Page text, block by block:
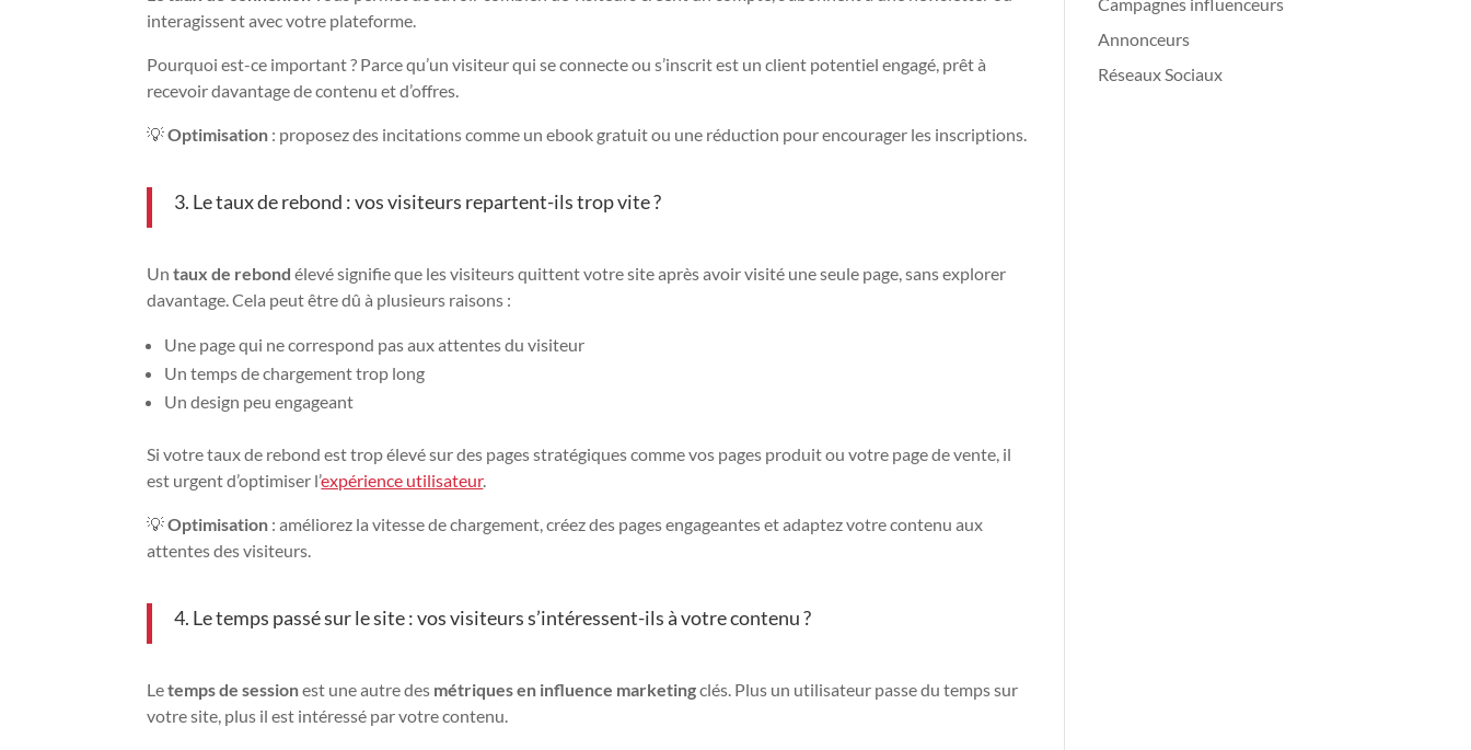
interagissent avec votre plateforme.
Pourquoi est-ce important ? Parce qu’un visiteur qui se connecte ou s’inscrit est un client potentiel engagé, prêt à
recevoir davantage de contenu et d’offres.
💡Optimisation : proposez des incitations comme un ebook gratuit ou une réduction pour encourager les inscriptions.
3. Le taux de rebond : vos visiteurs repartent-ils trop vite ?
Untaux de rebond élevé signifie que les visiteurs quittent votre site après avoir visité une seule page, sans explorer
davantage. Cela peut être dû à plusieurs raisons :
Une page qui ne correspond pas aux attentes du visiteur
Un temps de chargement trop long
Un design peu engageant
Si votre taux de rebond est trop élevé sur des pages stratégiques comme vos pages produit ou votre page de vente, il
est urgent d’optimiser l’expérience utilisateur.
💡Optimisation : améliorez la vitesse de chargement, créez des pages engageantes et adaptez votre contenu aux
attentes des visiteurs.
4. Le temps passé sur le site : vos visiteurs s’intéressent-ils à votre contenu ?
Letemps de sessionest une autre des métriques en influence marketingclés. Plus un utilisateur passe du temps sur
votre site, plus il est intéressé par votre contenu.
Annonceurs
Réseaux Sociaux